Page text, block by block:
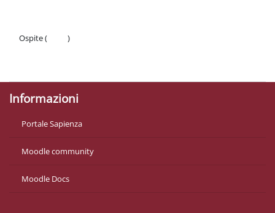
Ospite (
)
Informazioni
Portale Sapienza
Moodle community
Moodle Docs